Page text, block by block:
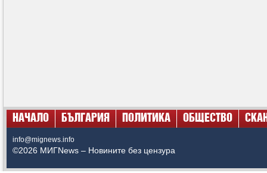
НАЧАЛО БЪЛГАРИЯ ПОЛИТИКА ОБЩЕСТВО
info@mignews.info
©2026 МИГNews – Новините без цензура